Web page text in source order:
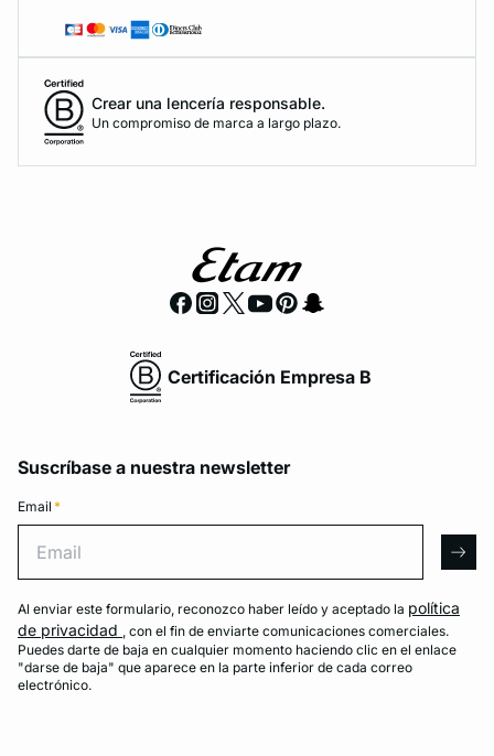
Crear una lencería responsable.
Un compromiso de marca a largo plazo.
Certificación Empresa B
Suscríbase a nuestra newsletter
Email *
Al enviar este formulario, reconozco haber leído y aceptado la política
de privacidad , con el fin de enviarte comunicaciones comerciales.
Puedes darte de baja en cualquier momento haciendo clic en el enlace
"darse de baja" que aparece en la parte inferior de cada correo
electrónico.